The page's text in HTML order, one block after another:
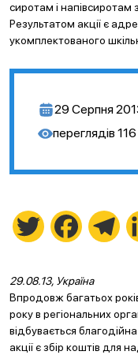
сиротам і напівсиротам
Результатом акції є
укомплектованого
29 Серпня
переглядів 116
Twitter Facebook
29.08.13, Україна
Впродовж багатьох
року в регіональних
відбувається
акції є збір коштів для